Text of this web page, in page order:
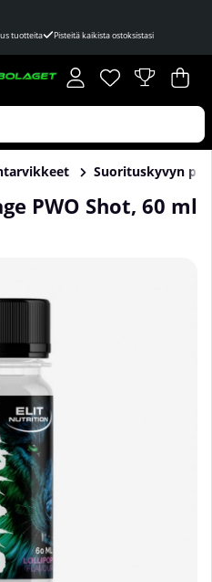
tuotteita Pisteitä kaikista ostoksistasi
Toivelista
Lukumäärä
. .
Suorituskyvyn
PWO Shot, 60 ml
PWO Shot, 60 ml